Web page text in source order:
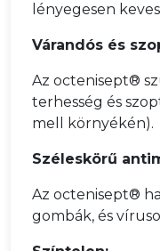
lényegesen
Várandós és
Az octenisept®
terhesség és
mell környékén).
Széleskörű
Az octenisept®
gombák, és